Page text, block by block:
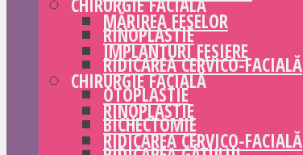
CHIRURGIE FACIALĂ
RINOPLASTIE
RIDICAREA CERVICO-FACIALĂ
OTOPLASTIE
BICHECTOMIE
MĂRIREA FESELOR
IMPLANTURI FESIERE
CHIRURGIE FACIALĂ
RINOPLASTIE
RIDICAREA CERVICO-FACIALĂ